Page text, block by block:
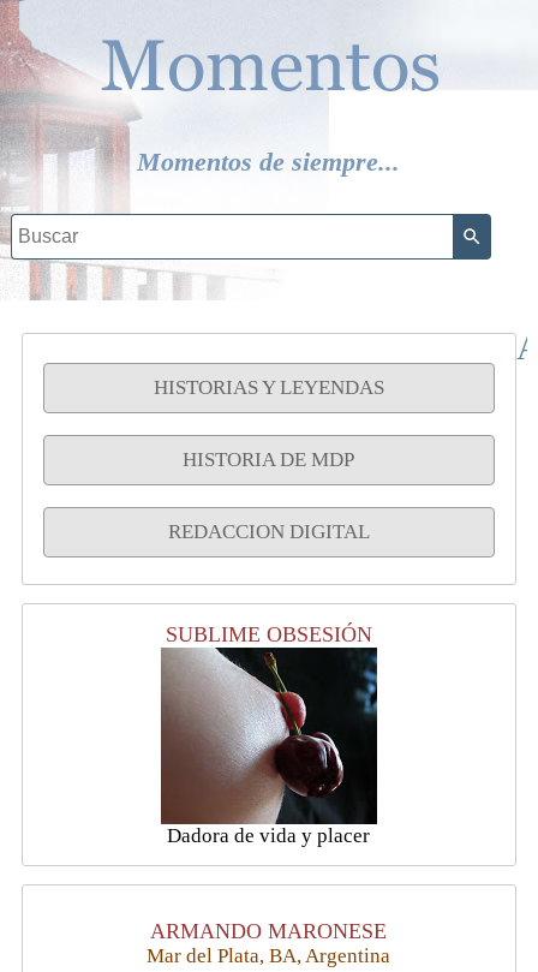
Momentos de siempre...
HISTORIAS Y LEYENDAS
HISTORIA DE MDP
REDACCION DIGITAL
SUBLIME OBSESIÓN
Dadora de vida y placer
ARMANDO MARONESE
Mar del Plata, BA, Argentina